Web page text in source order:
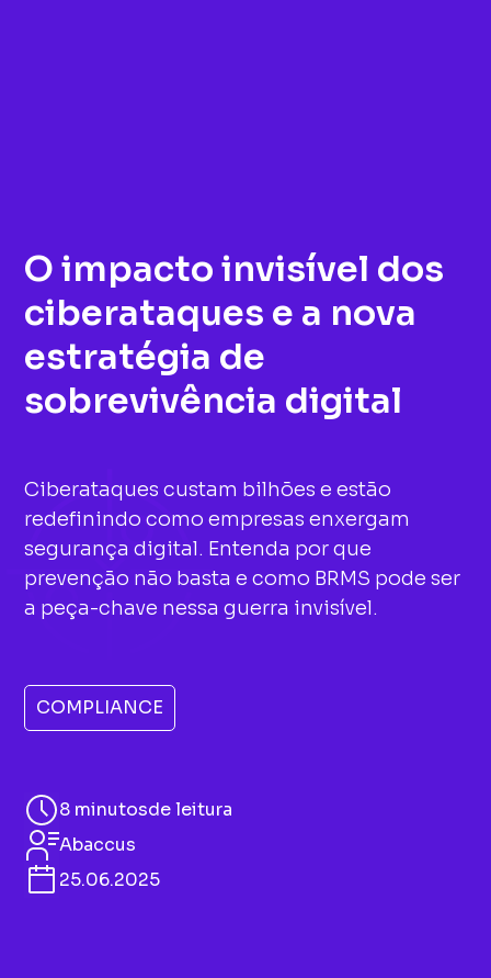
O impacto invisível dos
ciberataques e a nova
estratégia de
sobrevivência digital
Ciberataques custam bilhões e estão
redefinindo como empresas enxergam
segurança digital. Entenda por que
prevenção não basta e como BRMS pode ser
a peça-chave nessa guerra invisível.
COMPLIANCE
8 minutosde leitura
Abaccus
25.06.2025